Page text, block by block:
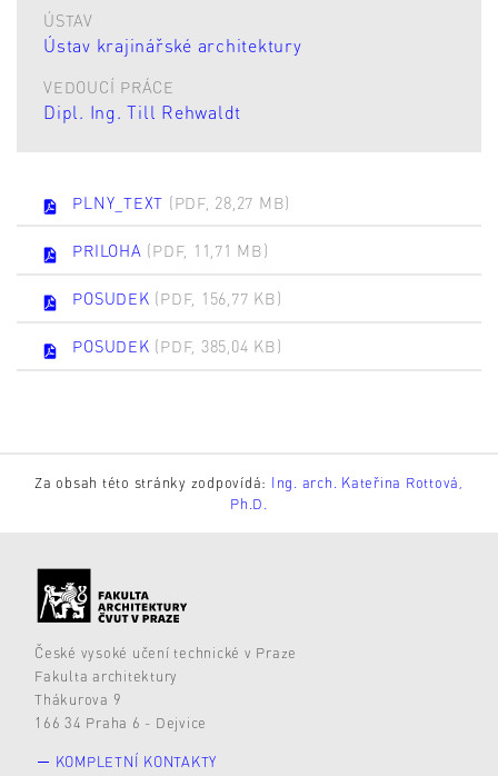
ÚSTAV
Ústav krajinářské architektury
VEDOUCÍ PRÁCE
Dipl. Ing. Till Rehwaldt
PLNY_TEXT (PDF, 28,27 MB)
PRILOHA (PDF, 11,71 MB)
POSUDEK (PDF, 156,77 KB)
POSUDEK (PDF, 385,04 KB)
Za obsah této stránky zodpovídá: Ing. arch. Kateřina Rottová,
Ph.D.
České vysoké učení technické v Praze
Fakulta architektury
Thákurova 9
166 34 Praha 6 - Dejvice
KOMPLETNÍ KONTAKTY